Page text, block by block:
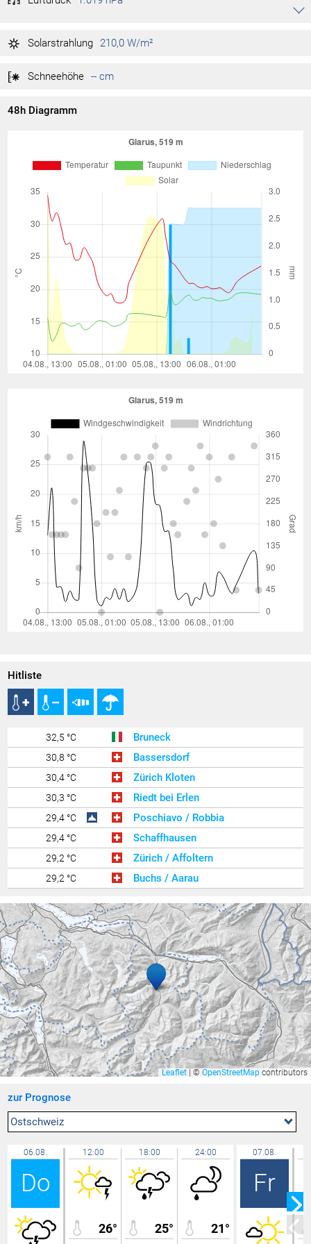
Akkordeon auf-/zuklappen
1.020 hPa
Tag max.
Solarstrahlung 210,0 W/m²
Schneehöhe -- cm
48h Diagramm
Hitliste
32,5 °C Bruneck
30,8 °C Bassersdorf
30,4 °C Zürich Kloten
30,3 °C Riedt bei Erlen
29,4 °C Poschiavo / Robbia
29,4 °C Schaffhausen
29,2 °C Zürich / Affoltern
29,2 °C Buchs / Aarau
28,4 °C Egolzwil
28,3 °C Feldbach
28,3 °C Amriswil
28,3 °C Ravensburg - Weißenau
28,2 °C Sirnach
28,2 °C Cham
28,1 °C Lochau Süd Berg
28,0 °C Hallau
28,0 °C Sta. Maria, Val Müstair
27,9 °C
27,9 °C
27,8 °C Rüti
27,8 °C Lochau Zentrum
Rünenberg
27,6 °C Lochau
27,5 °C Chur
Leaflet © OpenStreetMap contributors
zur Prognose
Ostschweiz
06.08.
Do
12:00
26°
18:00
25°
24:00
21°
07.08.
Fr